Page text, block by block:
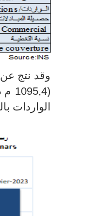
وقد نتج عن
(1095,4 م
الواردات بالصادرات